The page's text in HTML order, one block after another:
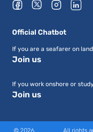
Official Chatbot
If you are a seafarer on
Join us
If you work onshore or
Join us